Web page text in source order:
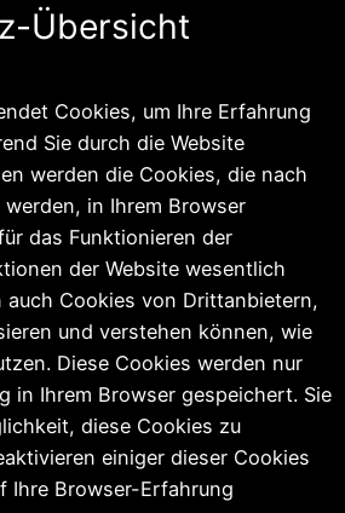
Übersicht
Cookies, um Ihre Erfahrung
Sie durch die Website
werden die Cookies, die nach
in Ihrem Browser
das Funktionieren der
der Website wesentlich
auch Cookies von Drittanbietern,
und verstehen können, wie
Diese Cookies werden nur
in Ihrem Browser gespeichert. Sie
diese Cookies zu
einiger dieser Cookies
Ihre Browser-Erfahrung